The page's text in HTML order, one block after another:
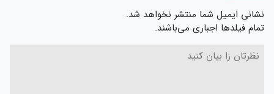
نشانی ایمیل شما منتشر نخواهد شد.
تمام فیلدها اجباری می‌باشند.